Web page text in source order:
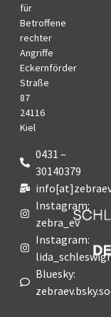
für
Betroffene
rechter
Angriffe
Eckernförder
Straße
87
24116
Kiel
0431 –
30140379
Instagram:
zebra_ev
Instagram:
Bluesky: